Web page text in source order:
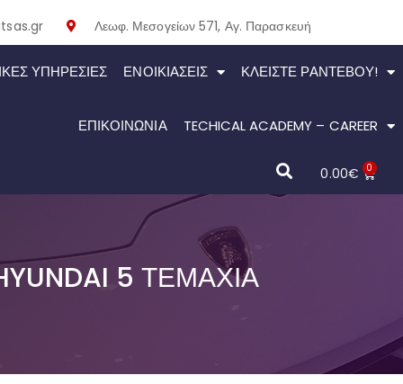
Λεωφ. Μεσογείων 571, Αγ. Παρασκευή
ΥΠΗΡΕΣΙΕΣ ΕΝΟΙΚΙΆΣΕΙΣ ΚΛΕΊΣΤΕ ΡΑΝΤΕΒΟΎ!
ΕΠΙΚΟΙΝΩΝΙΑ TECHICAL ACADEMY – CAREER
0.00€ 0
5 ΤΕΜΆΧΙΑ